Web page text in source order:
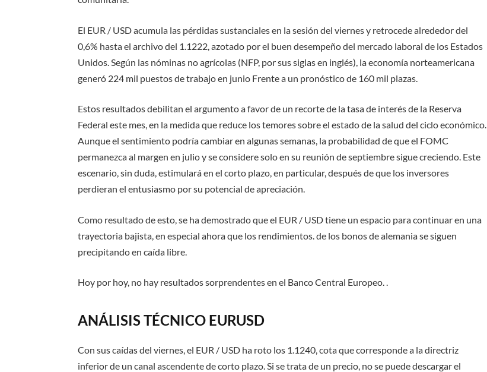
El EUR / USD acumula las pérdidas sustanciales en la sesión del viernes y retrocede alrededor del
0,6% hasta el archivo del 1.1222, azotado por el buen desempeño del mercado laboral de los Estados
Unidos. Según las nóminas no agrícolas (NFP, por sus siglas en inglés), la economía norteamericana
generó 224 mil puestos de trabajo en junio Frente a un pronóstico de 160 mil plazas.
Estos resultados debilitan el argumento a favor de un recorte de la tasa de interés de la Reserva
Federal este mes, en la medida que reduce los temores sobre el estado de la salud del ciclo económico.
Aunque el sentimiento podría cambiar en algunas semanas, la probabilidad de que el FOMC
permanezca al margen en julio y se considere solo en su reunión de septiembre sigue creciendo. Este
escenario, sin duda, estimulará en el corto plazo, en particular, después de que los inversores
perdieran el entusiasmo por su potencial de apreciación.
Como resultado de esto, se ha demostrado que el EUR / USD tiene un espacio para continuar en una
trayectoria bajista, en especial ahora que los rendimientos. de los bonos de alemania se siguen
precipitando en caída libre.
Hoy por hoy, no hay resultados sorprendentes en el Banco Central Europeo. .
ANÁLISIS TÉCNICO EURUSD
Con sus caídas del viernes, el EUR / USD ha roto los 1.1240, cota que corresponde a la directriz
inferior de un canal ascendente de corto plazo. Si se trata de un precio, no se puede descargar el